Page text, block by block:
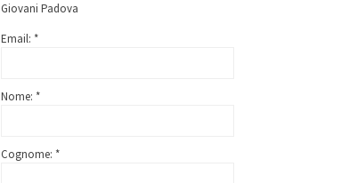
Giovani Padova
Email: *
Nome: *
Cognome: *